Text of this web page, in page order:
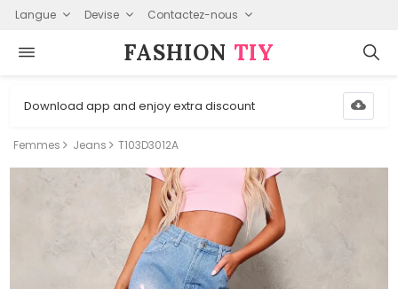
Langue Devise Contactez-nous
FASHION⁠ TIY
Download app and enjoy extra discount
Femmes Jeans T103D3012A